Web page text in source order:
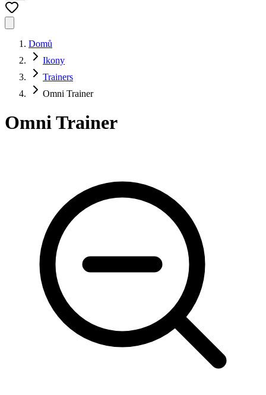
Domů
Ikony
Trainers
Omni Trainer
Omni Trainer